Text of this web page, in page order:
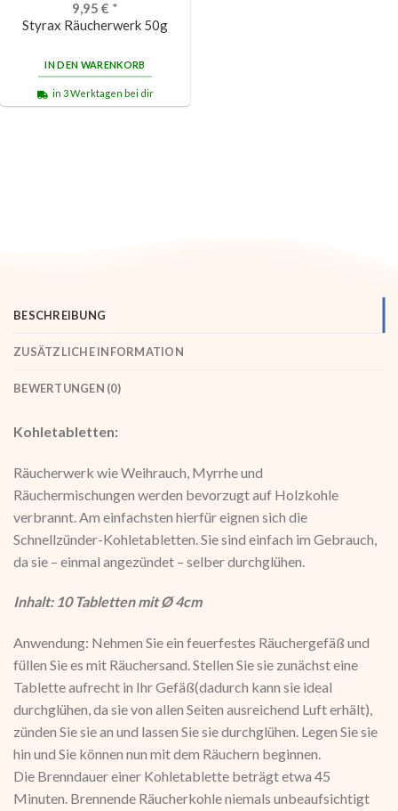
9,95 € *
Styrax Räucherwerk 50g
IN DEN WARENKORB
in 3 Werktagen bei dir
BESCHREIBUNG
ZUSÄTZLICHE INFORMATION
BEWERTUNGEN (0)
Kohletabletten:
Räucherwerk wie Weihrauch, Myrrhe und
Räuchermischungen werden bevorzugt auf Holzkohle
verbrannt. Am einfachsten hierfür eignen sich die
Schnellzünder-Kohletabletten. Sie sind einfach im Gebrauch,
da sie – einmal angezündet – selber durchglühen.
Inhalt: 10 Tabletten mit Ø 4cm
Anwendung: Nehmen Sie ein feuerfestes Räuchergefäß und
füllen Sie es mit Räuchersand. Stellen Sie sie zunächst eine
Tablette aufrecht in Ihr Gefäß(dadurch kann sie ideal
durchglühen, da sie von allen Seiten ausreichend Luft erhält),
zünden Sie sie an und lassen Sie sie durchglühen. Legen Sie sie
hin und Sie können nun mit dem Räuchern beginnen.
Die Brenndauer einer Kohletablette beträgt etwa 45
Minuten. Brennende Räucherkohle niemals unbeaufsichtigt